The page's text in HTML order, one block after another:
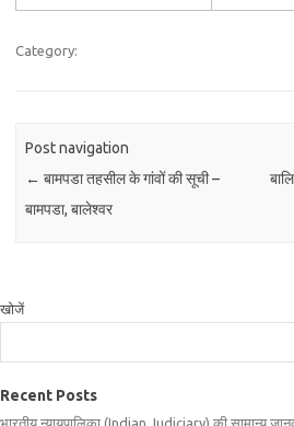
Category:
Post navigation
← बामपडा तहसील के गांवों की सूची –
बामपडा, बालेश्वर
खोजें
Recent Posts
भारतीय न्यायपालिका (Indian Judiciary) की सामान्य